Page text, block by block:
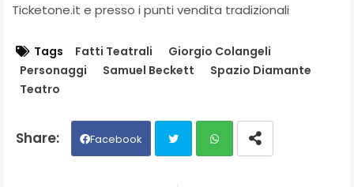
Ticketone.it e presso i punti vendita tradizionali
Tags Fatti Teatrali
Giorgio Colangeli
Personaggi
Samuel Beckett
Spazio Diamante
Teatro
Facebook